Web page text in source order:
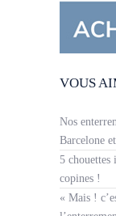
VOUS
Nos
Barcelone
5 chouettes
copines !
« Mais !